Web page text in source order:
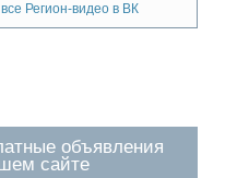
Регион-видео в ВК
объявления
сайте